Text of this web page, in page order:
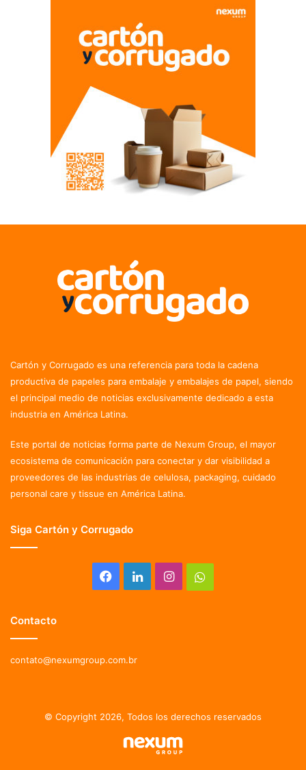
Cartón y Corrugado es una referencia para toda la cadena
productiva de papeles para embalaje y embalajes de papel, siendo
el principal medio de noticias exclusivamente dedicado a esta
industria en América Latina.
Este portal de noticias forma parte de Nexum Group, el mayor
ecosistema de comunicación para conectar y dar visibilidad a
proveedores de las industrias de celulosa, packaging, cuidado
personal care y tissue en América Latina.
Siga Cartón y Corrugado
Facebook
LinkedInInstagram
Contacto
contato@nexumgroup.com.br
© Copyright 2026, Todos los derechos reservados